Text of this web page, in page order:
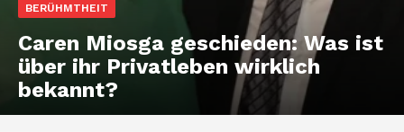
BERÜHMTHEIT
Caren Miosga geschieden: Was ist
über ihr Privatleben wirklich
bekannt?